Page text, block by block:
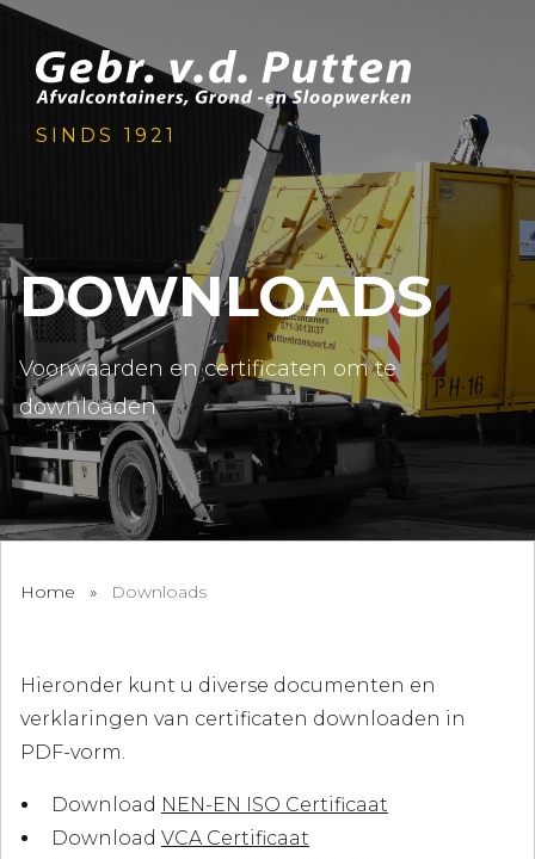
SINDS 1921
DOWNLOADS
Voorwaarden en certificaten om te
downloaden
Home » Downloads
Hieronder kunt u diverse documenten en
verklaringen van certificaten downloaden in
PDF-vorm.
Download NEN-EN ISO Certificaat
Download VCA Certificaat